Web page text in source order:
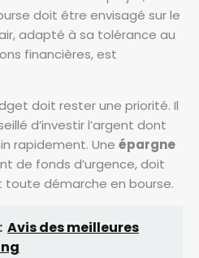
doit être envisagé sur le
adapté à sa tolérance au
financières, est
doit rester une priorité. Il
d’investir l’argent dont
rapidement. Une épargne
de fonds d’urgence, doit
démarche en bourse.
Avis des meilleures